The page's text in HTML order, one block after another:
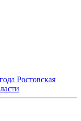
Ростовская